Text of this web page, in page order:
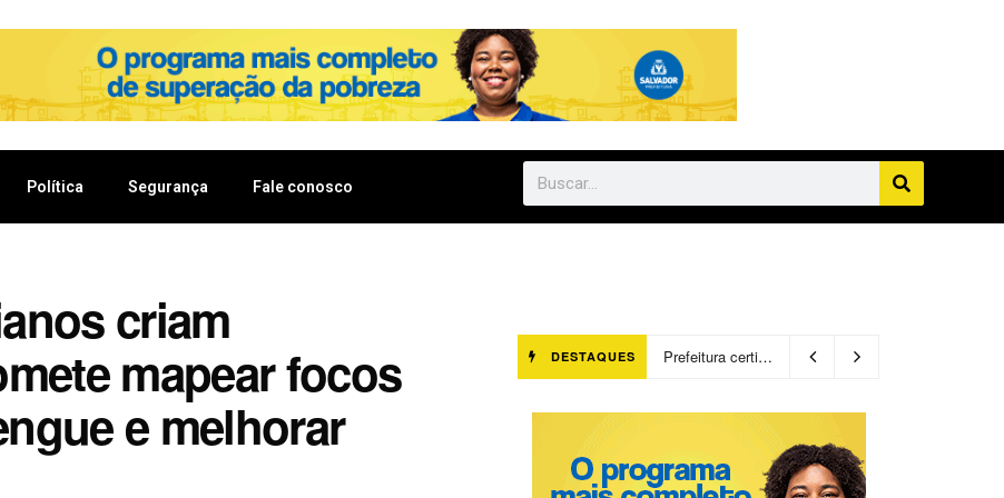
Política Segurança Fale conosco
criam
mapear focos
e melhorar
DESTAQUES Prefeitura certifica 4,6 mil trabalhadores pelo programa Treinar para Empregar e realiza Feirão de Empregabilidade